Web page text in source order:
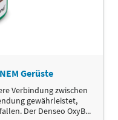
Gerüste
Verbindung zwischen
gewährleistet,
Der Denseo OxyB...